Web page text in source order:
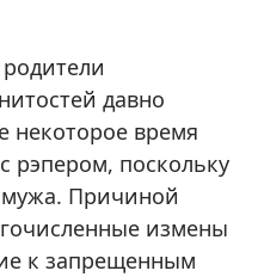
давно
время
рэпером, поскольку
мужа. Причиной
измены
к запрещенным